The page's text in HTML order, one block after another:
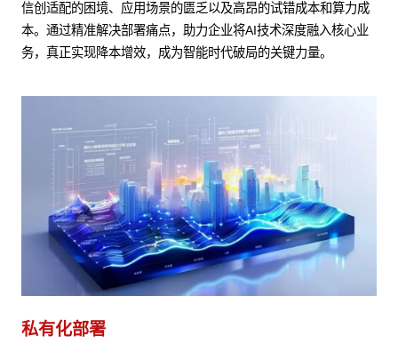
信创适配的困境、应用场景的匮乏以及高昂的试错成本和算力成
本。通过精准解决部署痛点，助力企业将AI技术深度融入核心业
务，真正实现降本增效，成为智能时代破局的关键力量。
私有化部署